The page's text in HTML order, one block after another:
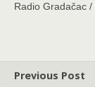
Radio Gradačac /
Previous Post